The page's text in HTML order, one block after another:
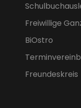
Freiwillige
BiOstro
Freundeskreis